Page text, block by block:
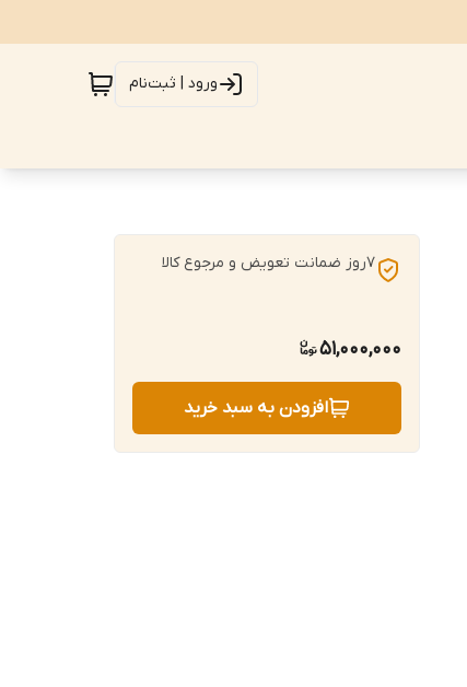
ورود | ثبت‌نام
7روز ضمانت تعویض و مرجوع کالا
51,000,000
افزودن به سبد خرید